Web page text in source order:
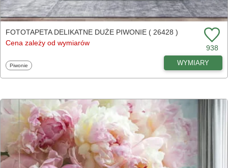
FOTOTAPETA DELIKATNE DUŻE PIWONIE ( 26428 )
Cena zależy od wymiarów
938
Fototapety
Piwonie WYMIARY